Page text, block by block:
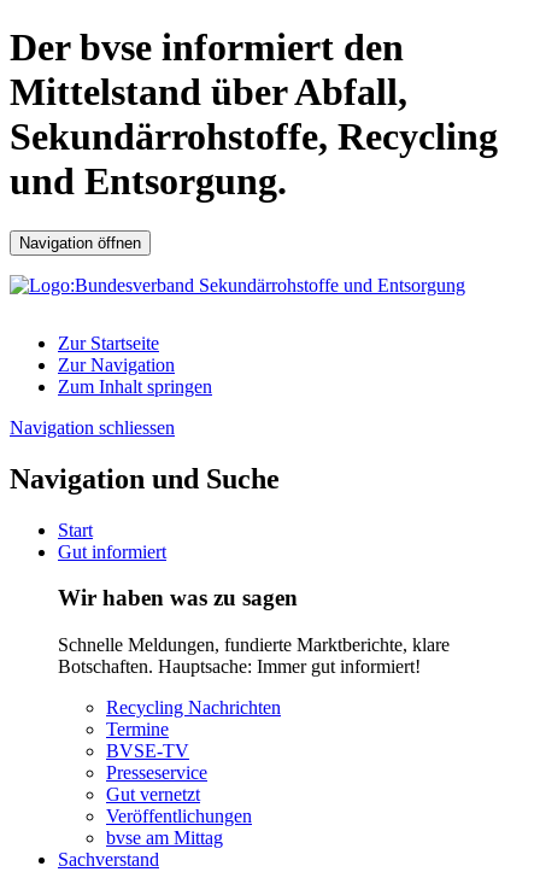
Der bvse informiert den
Mittelstand über Abfall,
Sekundärrohstoffe, Recycling
und Entsorgung.
Navigation öffnen
Zur Startseite
Zur Navigation
Zum Inhalt springen
Navigation schliessen
Navigation und Suche
Start
Gut informiert
Wir haben was zu sagen
Schnelle Meldungen, fundierte Marktberichte, klare
Botschaften. Hauptsache: Immer gut informiert!
Recycling Nachrichten
Termine
BVSE-TV
Presseservice
Gut vernetzt
Veröffentlichungen
bvse am Mittag
Sachverstand